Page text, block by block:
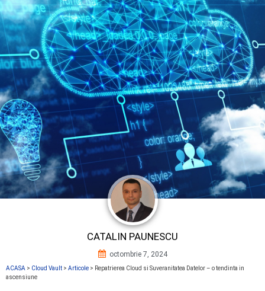
CATALIN PAUNESCU
octombrie 7, 2024
ACASA > Cloud Vault > Articole > Repatrierea Cloud si Suveranitatea Datelor – o tendinta in
ascensiune